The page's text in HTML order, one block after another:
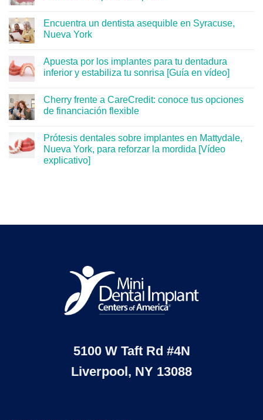
Encuentra un dentista asequible en Syracuse,
Nueva York
Apuesta por los implantes para tu dentadura
inferior y estabiliza tu sonrisa [Guía en vídeo]
Cherry frente a CareCredit: conoce tus opciones
de financiación flexible
Prótesis dentales sobre implantes en Mattydale,
Nueva York, para reforzar la mordida [Vídeo
explicativo]
5100 W Taft Rd #4N
Liverpool, NY 13088